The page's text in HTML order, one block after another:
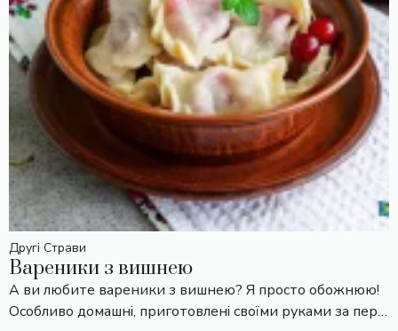
Другі Страви
Вареники з вишнею
А ви любите вареники з вишнею? Я просто обожнюю!
Особливо домашні, приготовлені своїми руками за пер…